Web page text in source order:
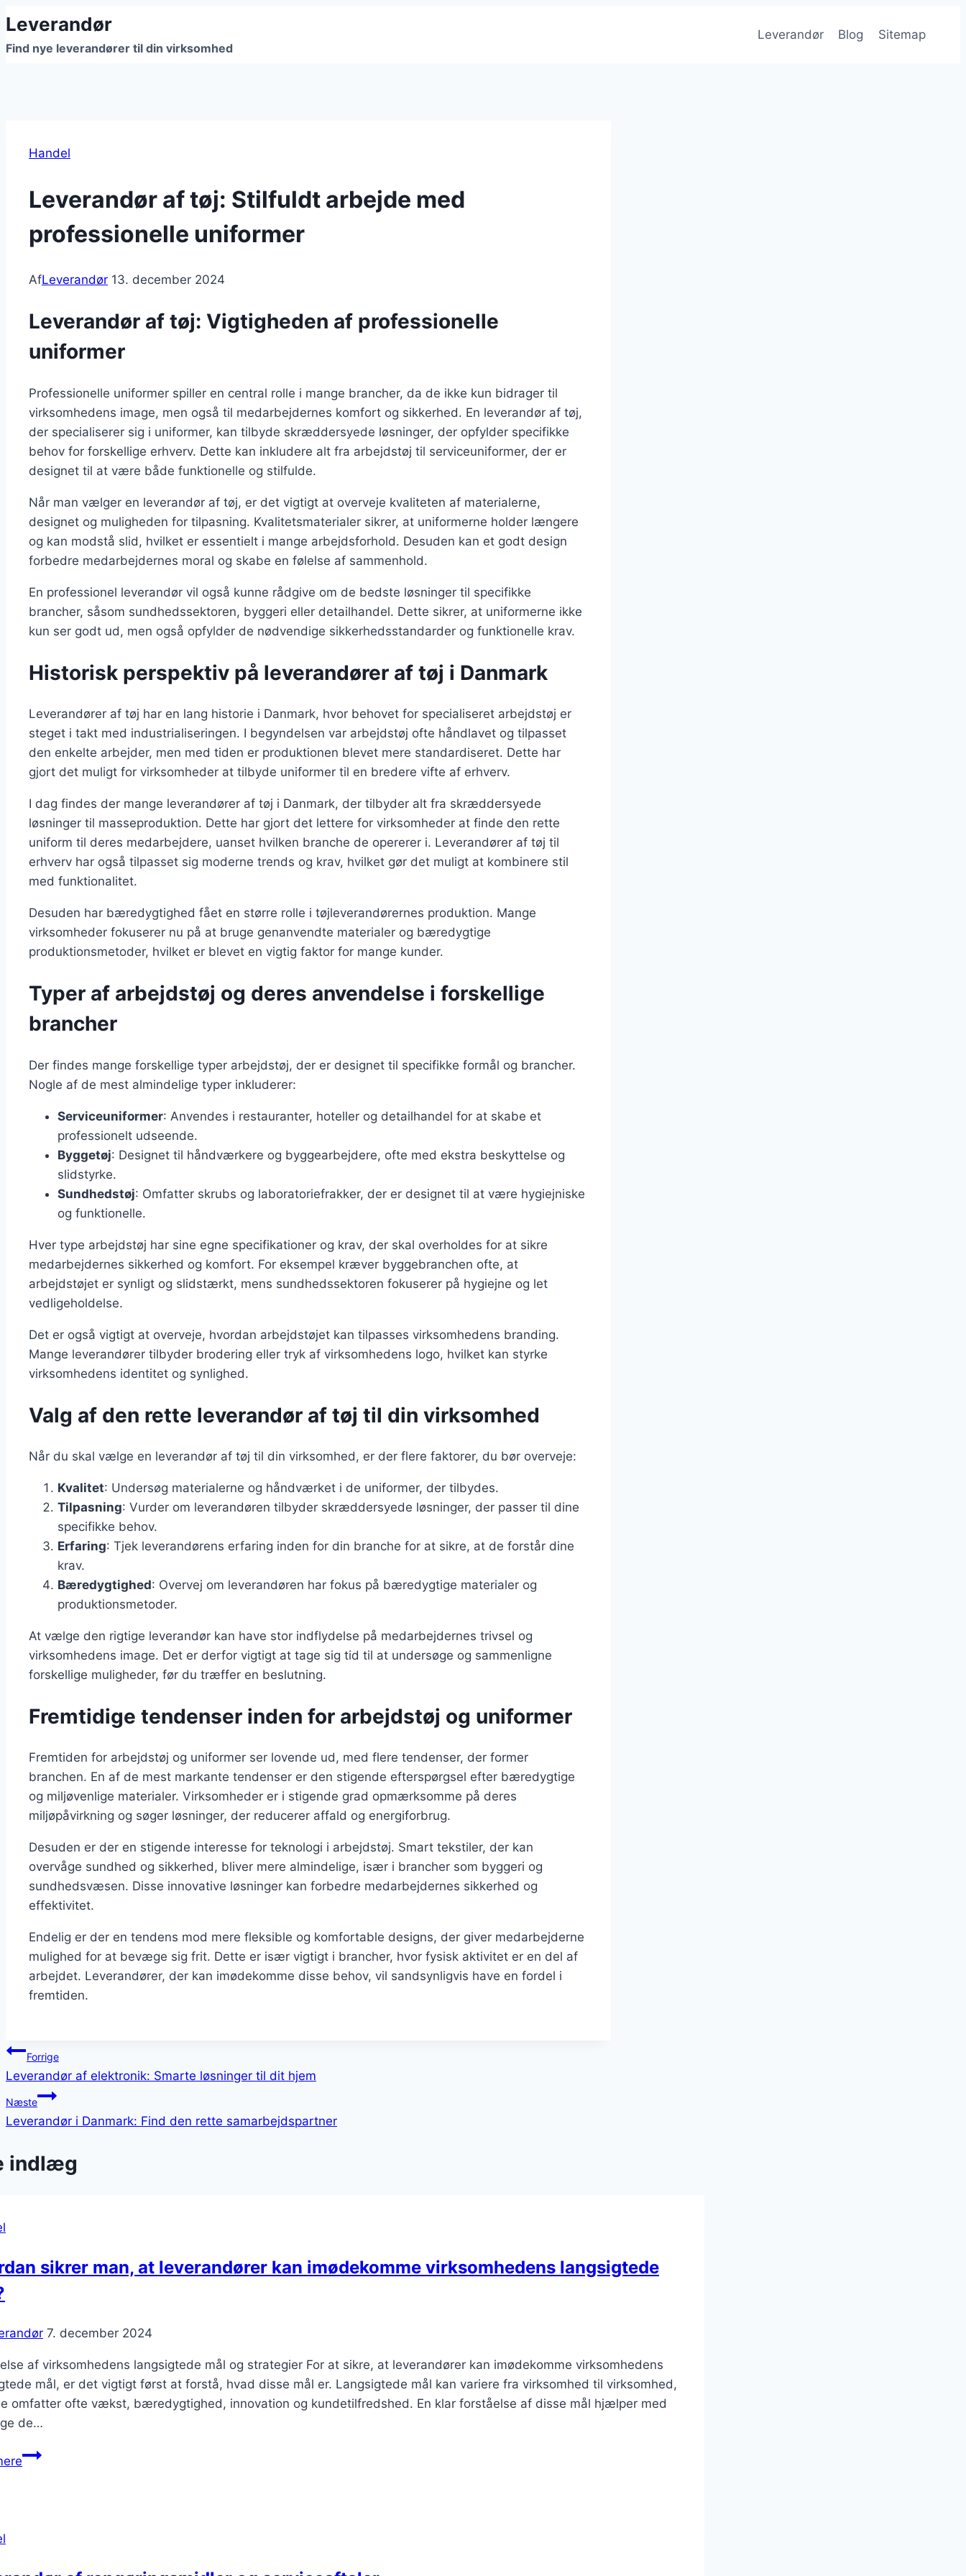
Fortsæt
til
indhold
Leverandør
Find nye leverandører til din virksomhed
Leverandør Blog Sitemap
Handel
Leverandør af tøj: Stilfuldt arbejde med
professionelle uniformer
AfLeverandør 13. december 2024
Leverandør af tøj: Vigtigheden af professionelle
uniformer
Professionelle uniformer spiller en central rolle i mange brancher, da de ikke kun bidrager til
virksomhedens image, men også til medarbejdernes komfort og sikkerhed. En leverandør af tøj,
der specialiserer sig i uniformer, kan tilbyde skræddersyede løsninger, der opfylder specifikke
behov for forskellige erhverv. Dette kan inkludere alt fra arbejdstøj til serviceuniformer, der er
designet til at være både funktionelle og stilfulde.
Når man vælger en leverandør af tøj, er det vigtigt at overveje kvaliteten af materialerne,
designet og muligheden for tilpasning. Kvalitetsmaterialer sikrer, at uniformerne holder længere
og kan modstå slid, hvilket er essentielt i mange arbejdsforhold. Desuden kan et godt design
forbedre medarbejdernes moral og skabe en følelse af sammenhold.
En professionel leverandør vil også kunne rådgive om de bedste løsninger til specifikke
brancher, såsom sundhedssektoren, byggeri eller detailhandel. Dette sikrer, at uniformerne ikke
kun ser godt ud, men også opfylder de nødvendige sikkerhedsstandarder og funktionelle krav.
Historisk perspektiv på leverandører af tøj i Danmark
Leverandører af tøj har en lang historie i Danmark, hvor behovet for specialiseret arbejdstøj er
steget i takt med industrialiseringen. I begyndelsen var arbejdstøj ofte håndlavet og tilpasset
den enkelte arbejder, men med tiden er produktionen blevet mere standardiseret. Dette har
gjort det muligt for virksomheder at tilbyde uniformer til en bredere vifte af erhverv.
I dag findes der mange leverandører af tøj i Danmark, der tilbyder alt fra skræddersyede
løsninger til masseproduktion. Dette har gjort det lettere for virksomheder at finde den rette
uniform til deres medarbejdere, uanset hvilken branche de opererer i. Leverandører af tøj til
erhverv har også tilpasset sig moderne trends og krav, hvilket gør det muligt at kombinere stil
med funktionalitet.
Desuden har bæredygtighed fået en større rolle i tøjleverandørernes produktion. Mange
virksomheder fokuserer nu på at bruge genanvendte materialer og bæredygtige
produktionsmetoder, hvilket er blevet en vigtig faktor for mange kunder.
Typer af arbejdstøj og deres anvendelse i forskellige
brancher
Der findes mange forskellige typer arbejdstøj, der er designet til specifikke formål og brancher.
Nogle af de mest almindelige typer inkluderer:
Serviceuniformer: Anvendes i restauranter, hoteller og detailhandel for at skabe et
professionelt udseende.
Byggetøj: Designet til håndværkere og byggearbejdere, ofte med ekstra beskyttelse og
slidstyrke.
Sundhedstøj: Omfatter skrubs og laboratoriefrakker, der er designet til at være hygiejniske
og funktionelle.
Hver type arbejdstøj har sine egne specifikationer og krav, der skal overholdes for at sikre
medarbejdernes sikkerhed og komfort. For eksempel kræver byggebranchen ofte, at
arbejdstøjet er synligt og slidstærkt, mens sundhedssektoren fokuserer på hygiejne og let
vedligeholdelse.
Det er også vigtigt at overveje, hvordan arbejdstøjet kan tilpasses virksomhedens branding.
Mange leverandører tilbyder brodering eller tryk af virksomhedens logo, hvilket kan styrke
virksomhedens identitet og synlighed.
Valg af den rette leverandør af tøj til din virksomhed
Når du skal vælge en leverandør af tøj til din virksomhed, er der flere faktorer, du bør overveje:
Kvalitet: Undersøg materialerne og håndværket i de uniformer, der tilbydes.
Tilpasning: Vurder om leverandøren tilbyder skræddersyede løsninger, der passer til dine
specifikke behov.
Erfaring: Tjek leverandørens erfaring inden for din branche for at sikre, at de forstår dine
krav.
Bæredygtighed: Overvej om leverandøren har fokus på bæredygtige materialer og
produktionsmetoder.
At vælge den rigtige leverandør kan have stor indflydelse på medarbejdernes trivsel og
virksomhedens image. Det er derfor vigtigt at tage sig tid til at undersøge og sammenligne
forskellige muligheder, før du træffer en beslutning.
Fremtidige tendenser inden for arbejdstøj og uniformer
Fremtiden for arbejdstøj og uniformer ser lovende ud, med flere tendenser, der former
branchen. En af de mest markante tendenser er den stigende efterspørgsel efter bæredygtige
og miljøvenlige materialer. Virksomheder er i stigende grad opmærksomme på deres
miljøpåvirkning og søger løsninger, der reducerer affald og energiforbrug.
Desuden er der en stigende interesse for teknologi i arbejdstøj. Smart tekstiler, der kan
overvåge sundhed og sikkerhed, bliver mere almindelige, især i brancher som byggeri og
sundhedsvæsen. Disse innovative løsninger kan forbedre medarbejdernes sikkerhed og
effektivitet.
Endelig er der en tendens mod mere fleksible og komfortable designs, der giver medarbejderne
mulighed for at bevæge sig frit. Dette er især vigtigt i brancher, hvor fysisk aktivitet er en del af
arbejdet. Leverandører, der kan imødekomme disse behov, vil sandsynligvis have en fordel i
fremtiden.
Indlægsnavigation
Forrige
Leverandør af elektronik: Smarte løsninger til dit hjem
Næste
Leverandør i Danmark: Find den rette samarbejdspartner
indlæg
sikrer man, at leverandører kan imødekomme virksomhedens langsigtede
7. december 2024
af virksomhedens langsigtede mål og strategier For at sikre, at leverandører kan imødekomme virksomhedens
mål, er det vigtigt først at forstå, hvad disse mål er. Langsigtede mål kan variere fra virksomhed til virksomhed,
omfatter ofte vækst, bæredygtighed, innovation og kundetilfredshed. En klar forståelse af disse mål hjælper med
de…
Hvordan
imødekomme